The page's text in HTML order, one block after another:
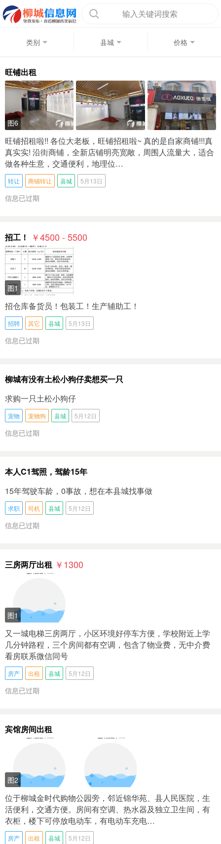
输入关键词搜索
类别 县城 价格
旺铺出租
图6
旺铺招租啦!! 各位大老板，旺铺招租啦~ 真的是自家商铺!!!真
真实实! 沿街商铺，全新店铺明亮宽敞，周围人流量大，适合
做各种生意，交通便利，地理位…
转让 商铺转让 县城 5月13日
信息已过期
招工！ ￥4500 - 5500
图1
招仓库备货员！包装工！生产辅助工！
招聘 其它 县城 5月13日
信息已过期
柳城有没有土松小狗仔卖想买一只
求购一只土松小狗仔
宠物 宠物狗 县城 5月12日
信息已过期
本人C1驾照，驾龄15年
15年驾驶车龄，0事故，想在本县城找事做
求职 司机 县城 5月12日
信息已过期
三房两厅出租 ￥1300
图1
又一城电梯三房两厅，小区环境好停车方便，学校附近上学
几分钟路程，三个房间都有空调，包含了物业费，无中介费
看房联系微信同号
房产 出租 县城 5月12日
信息已过期
宾馆房间出租
图2
位于柳城金时代购物公园旁，邻近锦华苑、县人民医院，生
活便利，交通方便。房间有空调、热水器及独立卫生间，有
衣柜，楼下可停放电动车，有电动车充电…
房产 出租 县城 5月12日